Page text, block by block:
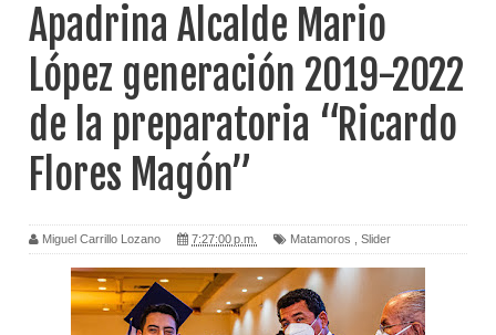
Apadrina Alcalde Mario
López generación 2019-2022
de la preparatoria “Ricardo
Flores Magón”
Miguel Carrillo Lozano 7:27:00 p.m. Matamoros Slider